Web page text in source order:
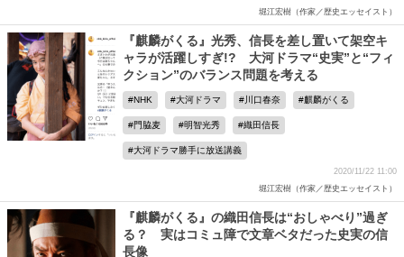
堀江宏樹（作家／歴史エッセイスト）
『麒麟がくる』光秀、信長を差し置いて架空キ
ャラが活躍しすぎ!? 大河ドラマ“史実”と“フィ
クション”のバランス問題を考える
NHK 大河ドラマ 川口春奈 麒麟がくる
門脇麦 明智光秀 織田信長
大河ドラマ勝手に放送講義
2020/11/22 11:00
堀江宏樹（作家／歴史エッセイスト）
『麒麟がくる』の織田信長は“おしゃべり”過ぎ
る？ 実はコミュ障で文章ベタだった史実の信
長像